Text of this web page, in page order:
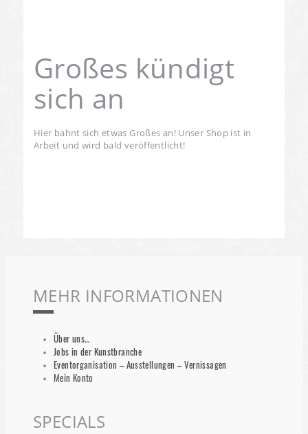
Großes kündigt
sich an
Hier bahnt sich etwas Großes an! Unser Shop ist in
Arbeit und wird bald veröffentlicht!
MEHR INFORMATIONEN
Über uns…
Jobs in der Kunstbranche
Eventorganisation – Ausstellungen – Vernissagen
Mein Konto
SPECIALS